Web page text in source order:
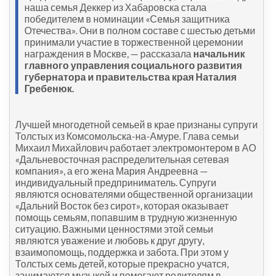
наша семья Деккер из Хабаровска стала
победителем в номинации «Семья защитника
Отечества». Они в полном составе с шестью детьми
принимали участие в торжественной церемонии
награждения в Москве, — рассказала начальник
главного управления социального развития
губернатора и правительства края Наталия
Гребенюк.
Лучшей многодетной семьей в крае признаны супруги
Толстых из Комсомольска-на-Амуре. Глава семьи
Михаил Михайлович работает электромонтером в АО
«Дальневосточная распределительная сетевая
компания», а его жена Мария Андреевна —
индивидуальный предприниматель. Супруги
являются основателями общественной организации
«Дальний Восток без сирот», которая оказывает
помощь семьям, попавшим в трудную жизненную
ситуацию. Важными ценностями этой семьи
являются уважение и любовь к друг другу,
взаимопомощь, поддержка и забота. При этом у
Толстых семь детей, которые прекрасно учатся,